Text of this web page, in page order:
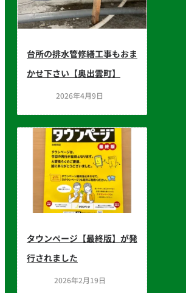
台所の排水管修繕工事もおま
かせ下さい【奥出雲町】
2026年4月9日
タウンページ【最終版】が発
行されました
2026年2月19日